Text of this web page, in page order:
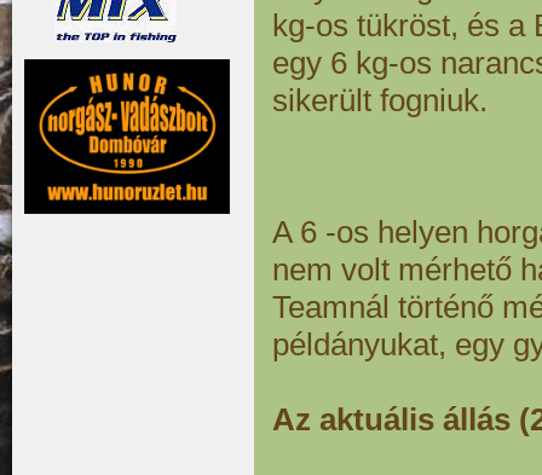
kg-os tükröst, és a
egy 6 kg-os
sikerült fogniuk.
A 6 -os helyen
nem volt mérhető
Teamnál történő
példányukat, egy
Az aktuális állás